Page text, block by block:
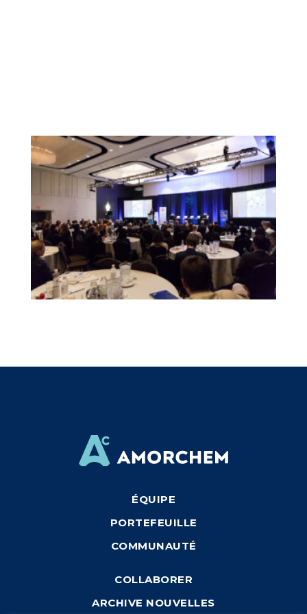
ÉQUIPE
PORTEFEUILLE
COMMUNAUTÉ
COLLABORER
ARCHIVE NOUVELLES